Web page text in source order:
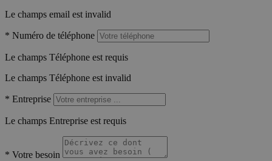
Le champs email est invalid
* Numéro de téléphone
Le champs Téléphone est requis
Le champs Téléphone est invalid
* Entreprise
Le champs Entreprise est requis
* Votre besoin